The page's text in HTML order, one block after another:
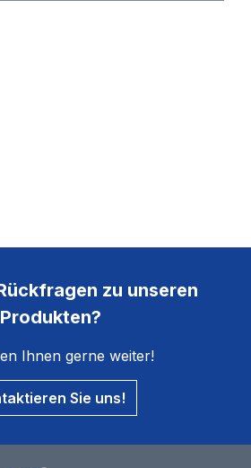
zu unseren
Produkten?
Ihnen gerne weiter!
Sie uns!